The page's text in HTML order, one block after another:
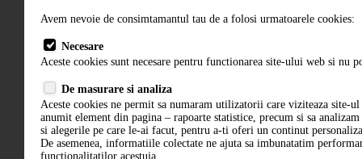
Avem nevoie de consimtamantul tau de a folosi urmatoarele cookies:
Necesare
Aceste cookies sunt necesare pentru functionarea site-ului web si nu
De masurare si analiza
Aceste cookies ne permit sa numaram utilizatorii care viziteaza site-ul
anumit element din pagina – rapoarte statistice, precum si sa
si alegerile pe care le-ai facut, pentru a-ti oferi un continut
De asemenea, informatiile colectate ne ajuta sa imbunatatim
functionalitatilor acestuia.